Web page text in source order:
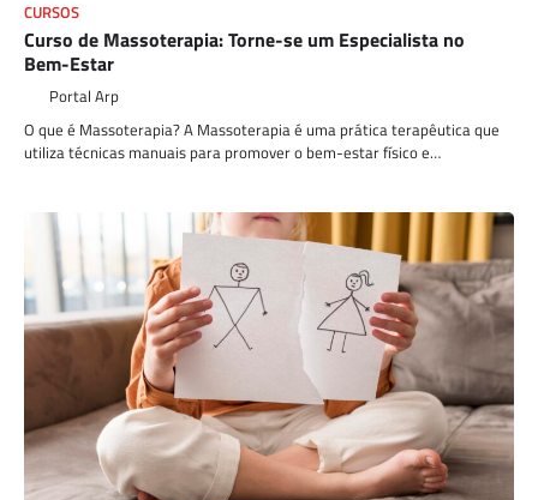
CURSOS
Curso de Massoterapia: Torne-se um Especialista no
Bem-Estar
Portal Arp
O que é Massoterapia? A Massoterapia é uma prática terapêutica que
utiliza técnicas manuais para promover o bem-estar físico e…